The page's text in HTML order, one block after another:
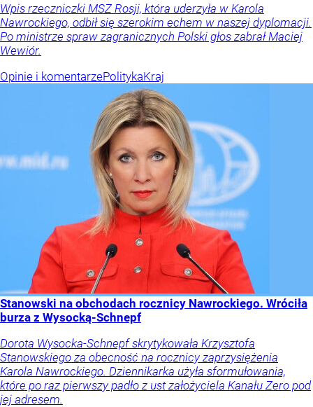
Wpis rzeczniczki MSZ Rosji, która uderzyła w Karola
Nawrockiego, odbił się szerokim echem w naszej dyplomacji.
Po ministrze spraw zagranicznych Polski głos zabrał Maciej
Wewiór.
Opinie i komentarzePolitykaKraj
Stanowski na obchodach rocznicy Nawrockiego. Wróciła
burza z Wysocką-Schnepf
Dorota Wysocka-Schnepf skrytykowała Krzysztofa
Stanowskiego za obecność na rocznicy zaprzysiężenia
Karola Nawrockiego. Dziennikarka użyła sformułowania,
które po raz pierwszy padło z ust założyciela Kanału Zero pod
jej adresem.